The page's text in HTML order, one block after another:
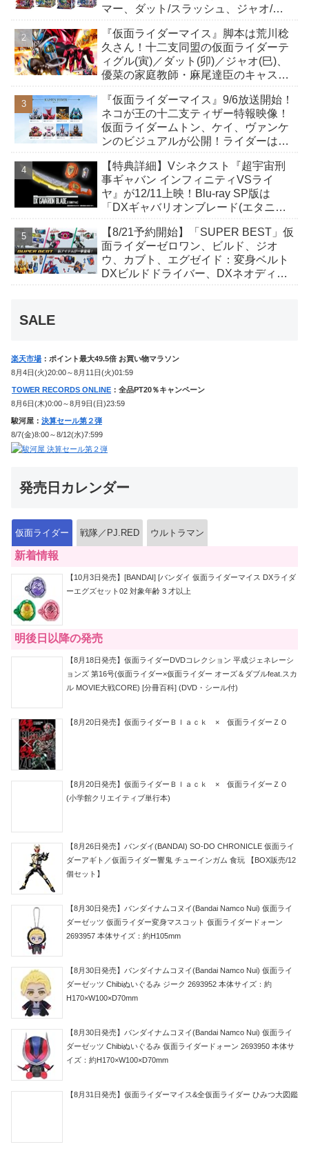
マー、ダット/スラッシュ、ジャオ/バ
も！
『仮面ライダーマイス』脚本は荒川稔
久さん！十二支同盟の仮面ライダーテ
ィグル(寅)／ダット(卯)／ジャオ(巳)、
優菜の家庭教師・麻尾達臣のキャスト
んも変身！
『仮面ライダーマイス』9/6放送開始！
ネコが王の十二支ティザー特報映像！
仮面ライダームトン、ケイ、ヴァンケ
ンのビジュアルが公開！ライダーは子
【特典詳細】Vシネクスト『超宇宙刑
事ギャバン インフィニティVSライ
ヤ』が12/11上映！Blu-ray SP版は
「DXギャバリオンブレード(エタニテ
か豪華特典付き！
【8/21予約開始】「SUPER BEST」仮
面ライダーゼロワン、ビルド、ジオ
ウ、カブト、エグゼイド：変身ベルト
DXビルドドライバー、DXネオディケ
SALE
楽天市場 ：ポイント最大49.5倍 お買い物マラソン
8月4日(火)20:00～8月11日(火)01:59
TOWER RECORDS ONLINE ：全品PT20％キャンペーン
8月6日(木)0:00～8月9日(日)23:59
駿河屋： 決算セール第２弾
8/7(金)8:00～8/12(水)7:599
発売日カレンダー
仮面ライダー 戦隊／PJ.RED ウルトラマン
新着情報
【10月3日発売】[BANDAI] [バンダイ 仮面ライダーマイス DXライダ
ーエグズセット02 対象年齢 3 才以上
明後日以降の発売
【8月18日発売】仮面ライダーDVDコレクション 平成ジェネレーシ
ョンズ 第16号(仮面ライダー×仮面ライダー オーズ＆ダブルfeat.スカ
ル MOVIE大戦CORE) [分冊百科] (DVD・シール付)
【8月20日発売】仮面ライダーＢｌａｃｋ × 仮面ライダーＺＯ
【8月20日発売】仮面ライダーＢｌａｃｋ × 仮面ライダーＺＯ
(小学館クリエイティブ単行本)
【8月26日発売】バンダイ(BANDAI) SO-DO CHRONICLE 仮面ライ
ダーアギト／仮面ライダー響鬼 チューインガム 食玩 【BOX販売/12
個セット】
【8月30日発売】バンダイナムコヌイ(Bandai Namco Nui) 仮面ライ
ダーゼッツ 仮面ライダー変身マスコット 仮面ライダードォーン
2693957 本体サイズ：約H105mm
【8月30日発売】バンダイナムコヌイ(Bandai Namco Nui) 仮面ライ
ダーゼッツ Chibiぬいぐるみ ジーク 2693952 本体サイズ：約
H170×W100×D70mm
【8月30日発売】バンダイナムコヌイ(Bandai Namco Nui) 仮面ライ
ダーゼッツ Chibiぬいぐるみ 仮面ライダードォーン 2693950 本体サ
イズ：約H170×W100×D70mm
【8月31日発売】仮面ライダーマイス&全仮面ライダー ひみつ大図鑑